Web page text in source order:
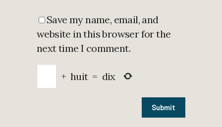
Save my name, email, and
website in this browser for the
next time I comment.
+ huit = dix